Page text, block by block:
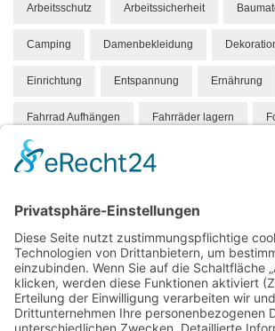
Arbeitsschutz Arbeitssicherheit
Camping Damenbekleidung
Einrichtung Entspannung Ernährung
Fahrrad Aufhängen Fahrräder lagern
Gesundheit Hund
Medizin Mode Möbel
Personalisieren Pflege Produkt